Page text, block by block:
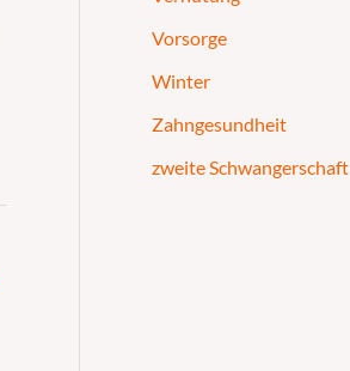
Vorsorge
Winter
Zahngesundheit
zweite Schwangerschaft